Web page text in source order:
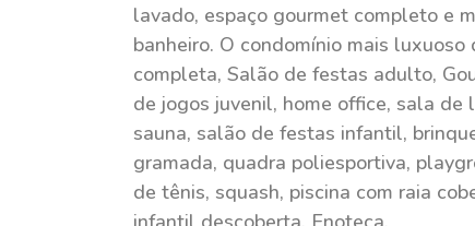
lavado, espaço gourmet completo e
banheiro. O condomínio mais
completa, Salão de festas adulto,
de jogos juvenil, home office, sala de
sauna, salão de festas infantil,
gramada, quadra poliesportiva,
de tênis, squash, piscina com raia